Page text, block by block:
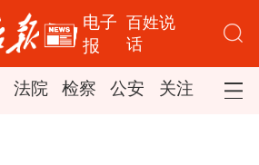
电子
报
百姓说
话
法院 检察 公安 关注 司法